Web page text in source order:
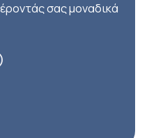
σας μοναδικά